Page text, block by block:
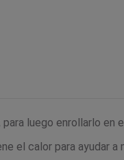
luego enrollarlo en
el calor para ayudar a